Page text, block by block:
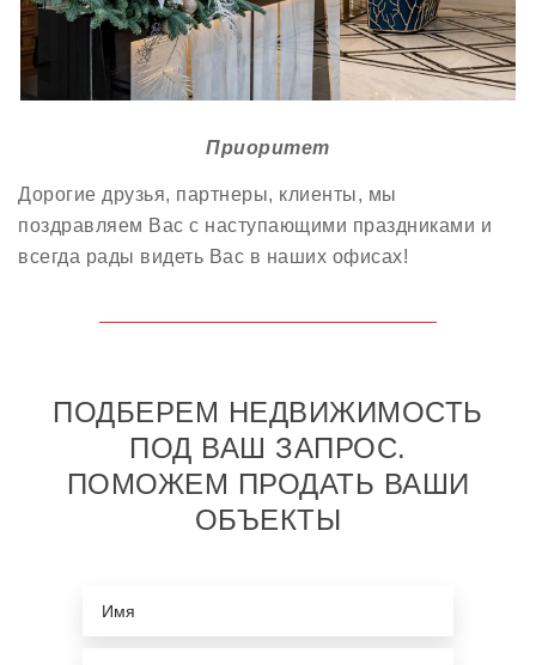
Приоритет
Дорогие друзья, партнеры, клиенты, мы
поздравляем Вас с наступающими праздниками и
всегда рады видеть Вас в наших офисах!
ПОДБЕРЕМ НЕДВИЖИМОСТЬ
ПОД ВАШ ЗАПРОС.
ПОМОЖЕМ ПРОДАТЬ ВАШИ
ОБЪЕКТЫ